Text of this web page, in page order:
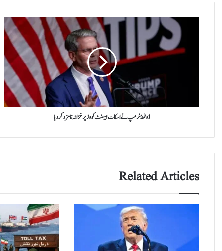
کردیا
ڈونلڈ ٹرمپ نے اسکاٹ بیسنٹ کو وزیرخزانہ نامزد کردیا
Related Articles